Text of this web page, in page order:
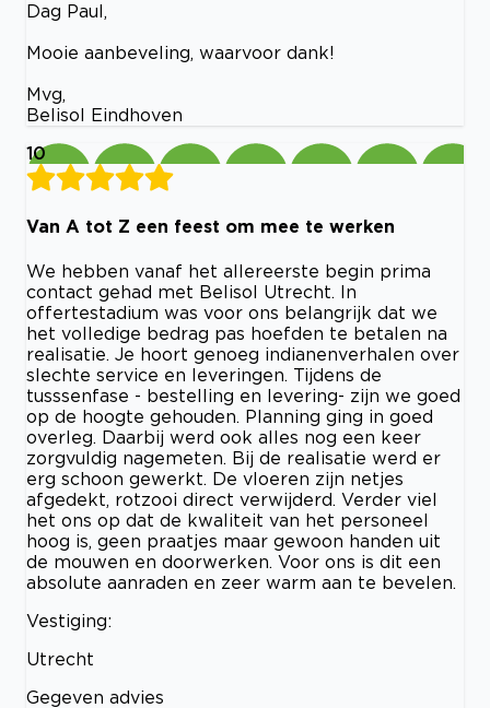
Dag Paul,
Mooie aanbeveling, waarvoor dank!
Mvg,
Belisol Eindhoven
10
Van A tot Z een feest om mee te werken
We hebben vanaf het allereerste begin prima
contact gehad met Belisol Utrecht. In
offertestadium was voor ons belangrijk dat we
het volledige bedrag pas hoefden te betalen na
realisatie. Je hoort genoeg indianenverhalen over
slechte service en leveringen. Tijdens de
tusssenfase - bestelling en levering- zijn we goed
op de hoogte gehouden. Planning ging in goed
overleg. Daarbij werd ook alles nog een keer
zorgvuldig nagemeten. Bij de realisatie werd er
erg schoon gewerkt. De vloeren zijn netjes
afgedekt, rotzooi direct verwijderd. Verder viel
het ons op dat de kwaliteit van het personeel
hoog is, geen praatjes maar gewoon handen uit
de mouwen en doorwerken. Voor ons is dit een
absolute aanraden en zeer warm aan te bevelen.
Vestiging:
Utrecht
Gegeven advies